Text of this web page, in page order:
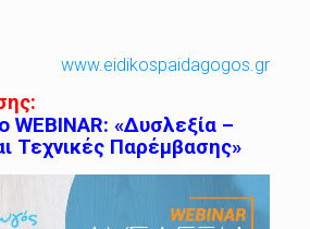
www.eidikospaidagogos.gr
WEBINAR: «Δυσλεξία –
Τεχνικές Παρέμβασης»